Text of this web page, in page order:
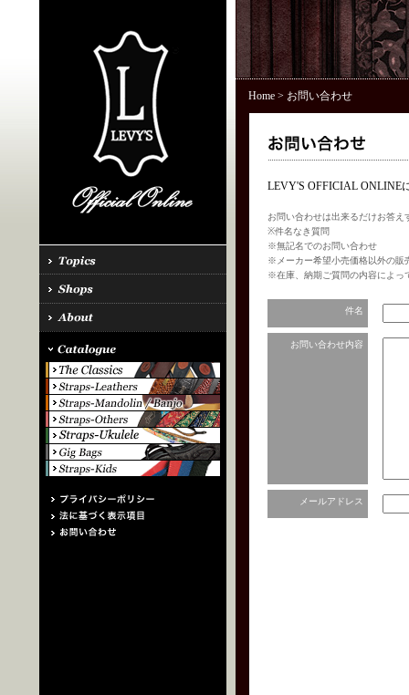
Home> お問い合わせ
LEVY'S OFFICIAL ONLINE
お問い合わせは出来るだけお答
※件名なき質問
※無記名でのお問い合わせ
※メーカー希望小売価格以外の販
※在庫、納期ご質問の内容によっ
件名
お問い合わせ内容
メールアドレス